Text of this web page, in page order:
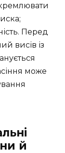
Перед
висів із
може
й